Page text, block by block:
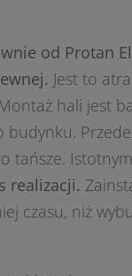
od Protan
Jest to
hali jest
tańsze.
realizacji.
czasu, niż